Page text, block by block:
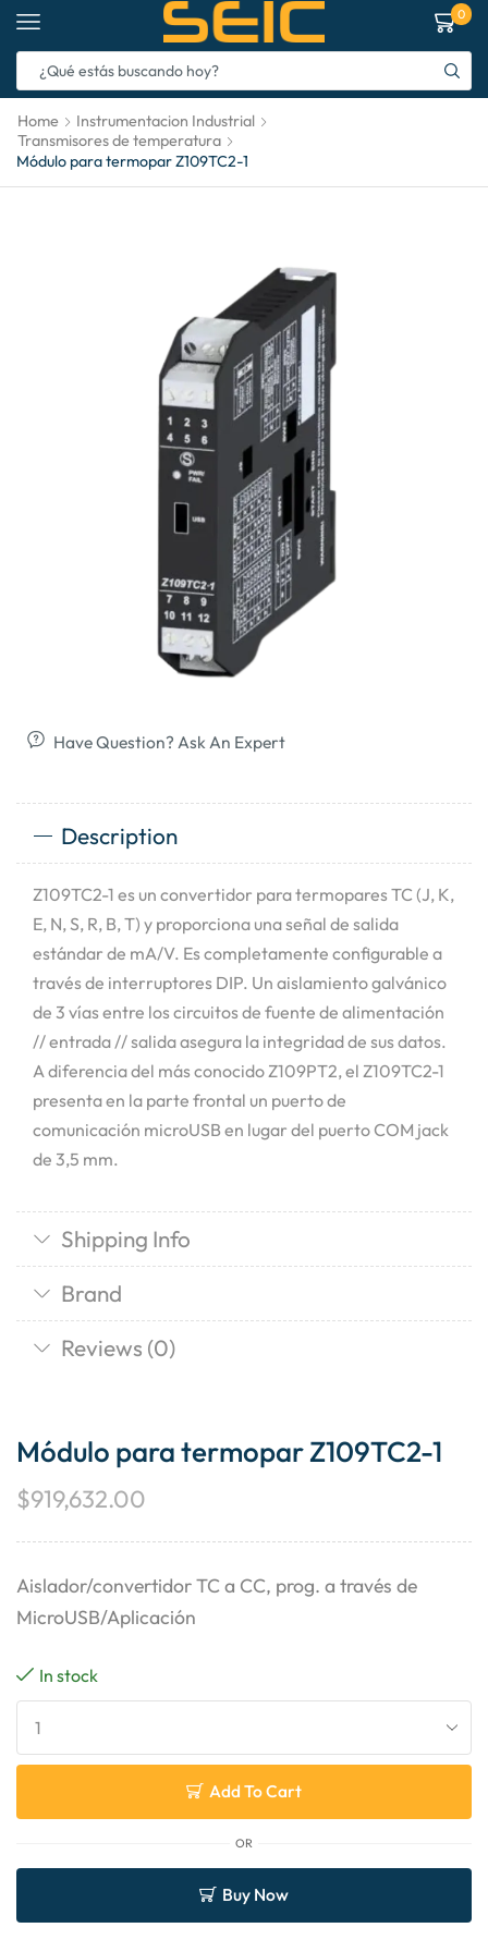
0
Home
Instrumentacion Industrial
Transmisores de temperatura
Módulo para termopar Z109TC2-1
Have Question? Ask An Expert
Description
Z109TC2-1 es un convertidor para termopares TC (J, K,
E, N, S, R, B, T) y proporciona una señal de salida
estándar de mA/V. Es completamente configurable a
través de interruptores DIP. Un aislamiento galvánico
de 3 vías entre los circuitos de fuente de alimentación
// entrada // salida asegura la integridad de sus datos.
A diferencia del más conocido Z109PT2, el Z109TC2-1
presenta en la parte frontal un puerto de
comunicación microUSB en lugar del puerto COM jack
de 3,5 mm.
Shipping Info
Brand
Reviews (0)
Módulo para termopar Z109TC2-1
$919,632.00
Aislador/convertidor TC a CC, prog. a través de
MicroUSB/Aplicación
In stock
Add To Cart
OR
Buy Now